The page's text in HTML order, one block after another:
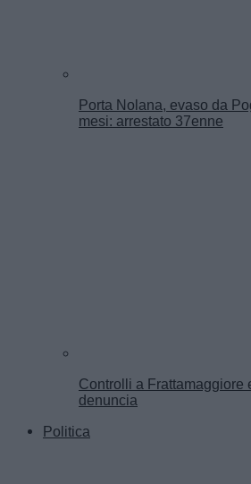
Porta Nolana, evaso da
mesi: arrestato 37enne
Controlli a Frattamaggiore
denuncia
Politica